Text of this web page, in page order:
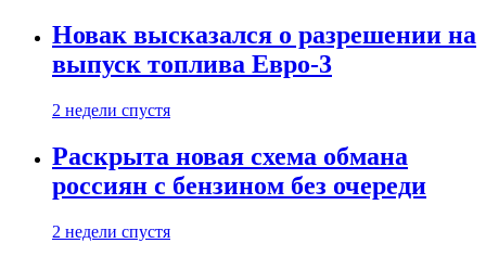
Новак высказался о разрешении на
выпуск топлива Евро-3
2 недели спустя
Раскрыта новая схема обмана
россиян с бензином без очереди
2 недели спустя